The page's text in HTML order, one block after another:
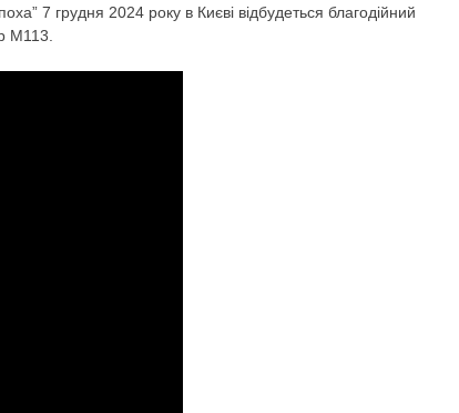
7 грудня 2024 року в Києві відбудеться благодійний
М113.